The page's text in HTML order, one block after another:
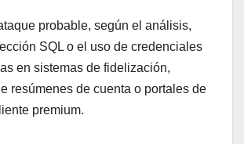
probable, según el análisis,
SQL o el uso de credenciales
en sistemas de fidelización,
resúmenes de cuenta o portales de
premium.